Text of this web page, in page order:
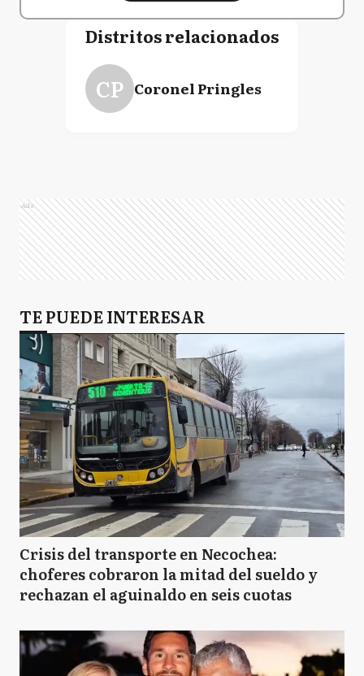
Distritos relacionados
CP Coronel Pringles
Ads
TE PUEDE INTERESAR
Crisis del transporte en Necochea:
choferes cobraron la mitad del sueldo y
rechazan el aguinaldo en seis cuotas